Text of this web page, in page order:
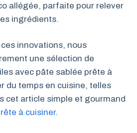
allégée, parfaite pour relever
ingrédients.
innovations, nous
une sélection de
avec pâte sablée prête à
du temps en cuisine, telles
cet article simple et gourmand
à cuisiner.